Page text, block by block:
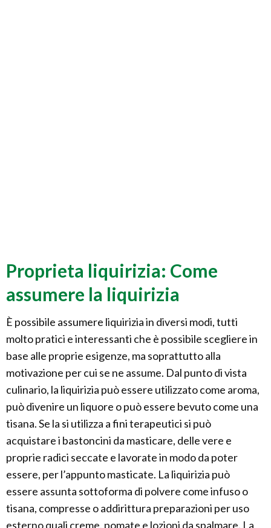
Proprieta liquirizia: Come
assumere la liquirizia
È possibile assumere liquirizia in diversi modi, tutti
molto pratici e interessanti che è possibile scegliere in
base alle proprie esigenze, ma soprattutto alla
motivazione per cui se ne assume. Dal punto di vista
culinario, la liquirizia può essere utilizzato come aroma,
può divenire un liquore o può essere bevuto come una
tisana. Se la si utilizza a fini terapeutici si può
acquistare i bastoncini da masticare, delle vere e
proprie radici seccate e lavorate in modo da poter
essere, per l’appunto masticate. La liquirizia può
essere assunta sottoforma di polvere come infuso o
tisana, compresse o addirittura preparazioni per uso
esterno quali creme, pomate e lozioni da spalmare. La